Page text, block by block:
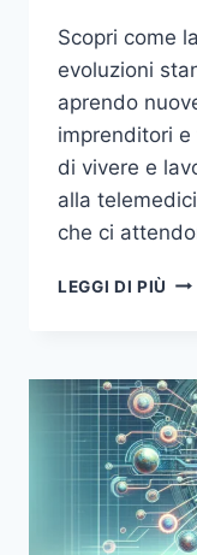
Scopri come
evoluzioni
aprendo
imprenditori
di vivere e
alla
che ci
LEGGI DI PIÙ 5G
LA
IL